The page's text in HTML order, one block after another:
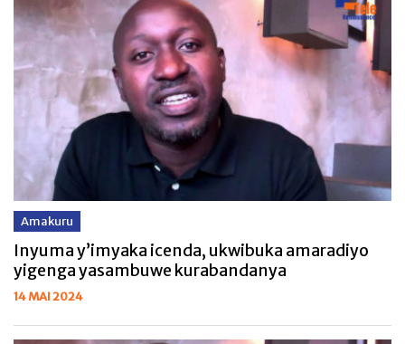
Amakuru
Inyuma y’imyaka icenda, ukwibuka amaradiyo
yigenga yasambuwe kurabandanya
14 MAI 2024